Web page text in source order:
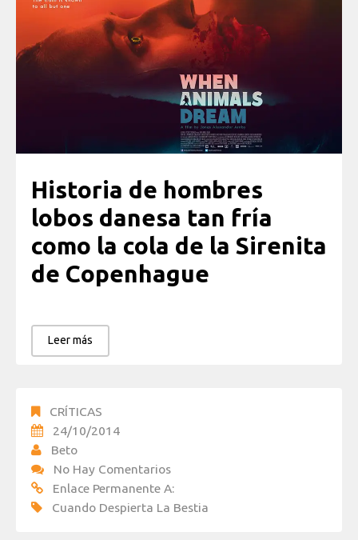
Historia de hombres
lobos danesa tan fría
como la cola de la Sirenita
de Copenhague
Leer más
CRÍTICAS
24/10/2014
Beto
No Hay Comentarios
Enlace Permanente A:
Cuando Despierta La Bestia